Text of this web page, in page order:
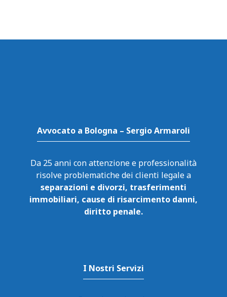
Avvocato a Bologna – Sergio Armaroli
Da 25 anni con attenzione e professionalità
separazioni e divorzi, trasferimenti
immobiliari, cause di risarcimento danni,
diritto penale.
I Nostri Servizi